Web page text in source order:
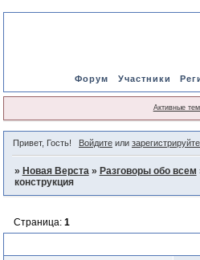
Форум Участники
Активные
Привет, Гость! Войдитеили
» Новая Верста » Разговоры обо всем
конструкция
Страница: 1